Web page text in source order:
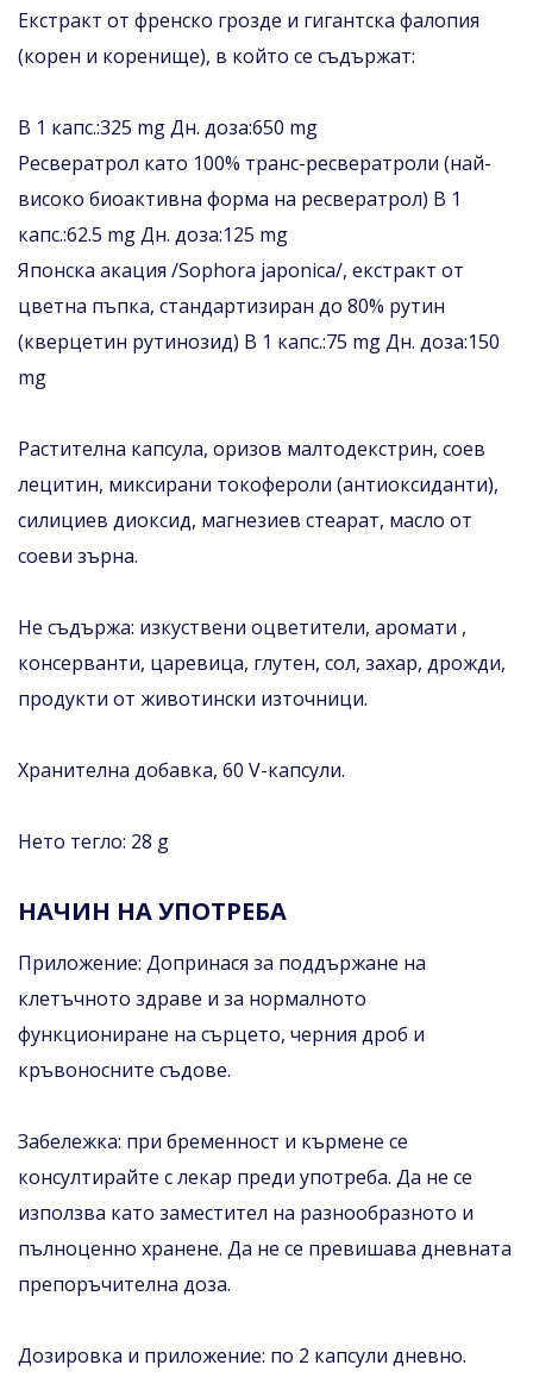
Екстракт от френско грозде и гигантска фалопия
(корен и коренище), в който се съдържат:
В 1 капс.:325 mg Дн. доза:650 mg
Ресвератрол като 100% транс-ресвератроли (най-
високо биоактивна форма на ресвератрол) В 1
капс.:62.5 mg Дн. доза:125 mg
Японска акация /Sophora japonica/, екстракт от
цветна пъпка, стандартизиран до 80% рутин
(кверцетин рутинозид) В 1 капс.:75 mg Дн. доза:150
mg
Растителна капсула, оризов малтодекстрин, соев
лецитин, миксирани токофероли (антиоксиданти),
силициев диоксид, магнезиев стеарат, масло от
соеви зърна.
Не съдържа: изкуствени оцветители, аромати ,
консерванти, царевица, глутен, сол, захар, дрожди,
продукти от животински източници.
Хранителна добавка, 60 V-капсули.
Нето тегло: 28 g
НАЧИН НА УПОТРЕБА
Приложение: Допринася за поддържане на
клетъчното здраве и за нормалното
функциониране на сърцето, черния дроб и
кръвоносните съдове.
Забележка: при бременност и кърмене се
консултирайте с лекар преди употреба. Да не се
използва като заместител на разнообразното и
пълноценно хранене. Да не се превишава дневната
препоръчителна доза.
Дозировка и приложение: по 2 капсули дневно.